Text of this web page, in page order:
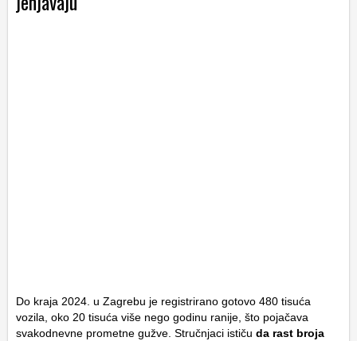
Do kraja 2024. u Zagrebu je registrirano gotovo 480 tisuća
vozila, oko 20 tisuća više nego godinu ranije, što pojačava
svakodnevne prometne gužve. Stručnjaci ističu da rast broja